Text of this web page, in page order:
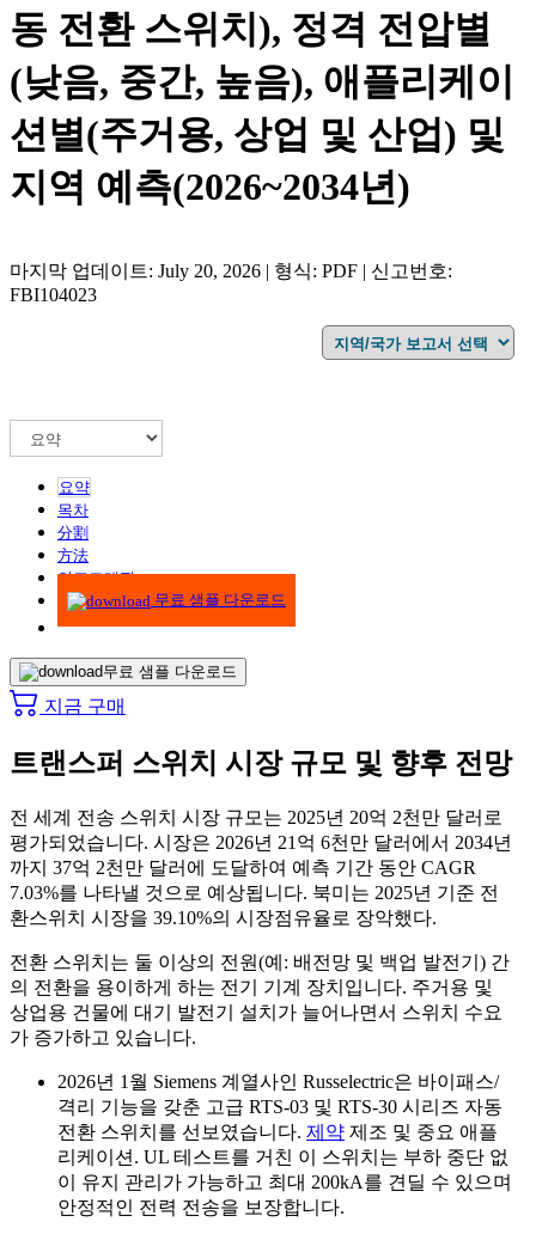
동 전환 스위치), 정격 전압별
(낮음, 중간, 높음), 애플리케이
션별(주거용, 상업 및 산업) 및
지역 예측(2026~2034년)
마지막 업데이트: July 20, 2026 | 형식: PDF | 신고번호:
FBI104023
요약
목차
分割
方法
인포그래픽
무료 샘플 다운로드
무료 샘플 다운로드
지금 구매
트랜스퍼 스위치 시장 규모 및 향후 전망
전 세계 전송 스위치 시장 규모는 2025년 20억 2천만 달러로
평가되었습니다. 시장은 2026년 21억 6천만 달러에서 2034년
까지 37억 2천만 달러에 도달하여 예측 기간 동안 CAGR
7.03%를 나타낼 것으로 예상됩니다. 북미는 2025년 기준 전
환스위치 시장을 39.10%의 시장점유율로 장악했다.
전환 스위치는 둘 이상의 전원(예: 배전망 및 백업 발전기) 간
의 전환을 용이하게 하는 전기 기계 장치입니다. 주거용 및
상업용 건물에 대기 발전기 설치가 늘어나면서 스위치 수요
가 증가하고 있습니다.
2026년 1월 Siemens 계열사인 Russelectric은 바이패스/
격리 기능을 갖춘 고급 RTS-03 및 RTS-30 시리즈 자동
전환 스위치를 선보였습니다. 제약 제조 및 중요 애플
리케이션. UL 테스트를 거친 이 스위치는 부하 중단 없
이 유지 관리가 가능하고 최대 200kA를 견딜 수 있으며
안정적인 전력 전송을 보장합니다.